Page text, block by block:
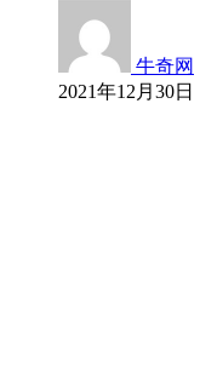
牛奇网
2021年12月30日